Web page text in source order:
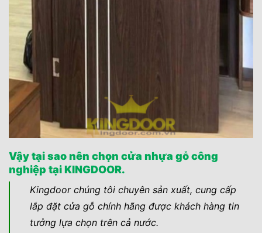
Vậy tại sao nên chọn cửa nhựa gỗ công
nghiệp tại KINGDOOR.
Kingdoor chúng tôi chuyên sản xuất, cung cấp
lắp đặt cửa gỗ chính hãng được khách hàng tin
tưởng lựa chọn trên cả nước.